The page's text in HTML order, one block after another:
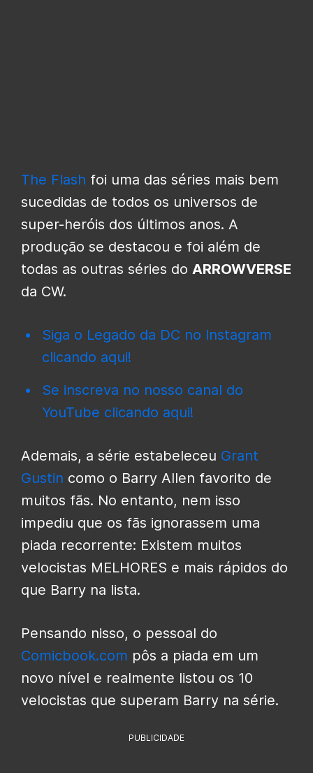
The Flash foi uma das séries mais bem
sucedidas de todos os universos de
super-heróis dos últimos anos. A
produção se destacou e foi além de
todas as outras séries do ARROWVERSE
da CW.
Siga o Legado da DC no Instagram
clicando aqui!
Se inscreva no nosso canal do
YouTube clicando aqui!
Ademais, a série estabeleceu Grant
Gustin como o Barry Allen favorito de
muitos fãs. No entanto, nem isso
impediu que os fãs ignorassem uma
piada recorrente: Existem muitos
velocistas MELHORES e mais rápidos do
que Barry na lista.
Pensando nisso, o pessoal do
Comicbook.com pôs a piada em um
novo nível e realmente listou os 10
velocistas que superam Barry na série.
PUBLICIDADE